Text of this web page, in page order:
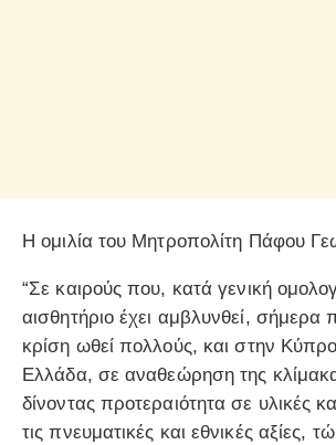
Η ομιλία του Μητροπολίτη Πάφου
“Σε καιρούς που, κατά γενική
αισθητήριο έχει αμβλυνθεί, σήμερα
κρίση ωθεί πολλούς, και στην
Ελλάδα, σε αναθεώρηση της
δίνοντας προτεραιότητα σε υλικές
τις πνευματικές και εθνικές αξίες,